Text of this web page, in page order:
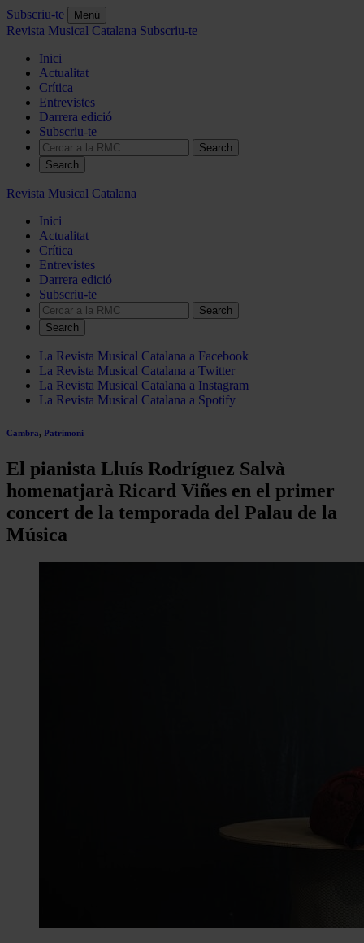
Subscriu-te Menú
Revista Musical Catalana Subscriu-te
Inici
Actualitat
Crítica
Entrevistes
Darrera edició
Subscriu-te
Search
Revista Musical Catalana
Inici
Actualitat
Crítica
Entrevistes
Darrera edició
Subscriu-te
Search
La Revista Musical Catalana a Facebook
La Revista Musical Catalana a Twitter
La Revista Musical Catalana a Instagram
La Revista Musical Catalana a Spotify
Cambra, Patrimoni
El pianista Lluís Rodríguez Salvà
homenatjarà Ricard Viñes en el primer
concert de la temporada del Palau de la
Música